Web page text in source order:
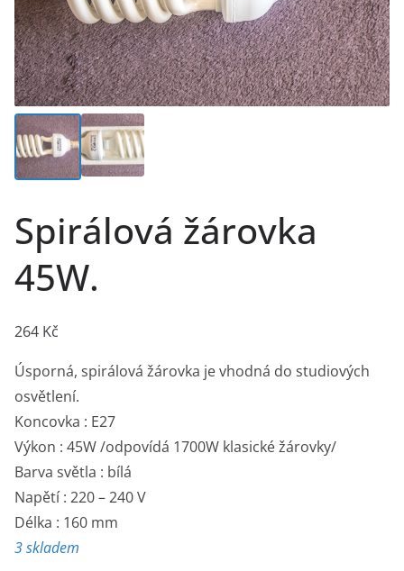
Spirálová žárovka
45W.
264 Kč
Úsporná, spirálová žárovka je vhodná do studiových
osvětlení.
Koncovka : E27
Výkon : 45W /odpovídá 1700W klasické žárovky/
Barva světla : bílá
Napětí : 220 – 240 V
Délka : 160 mm
3 skladem